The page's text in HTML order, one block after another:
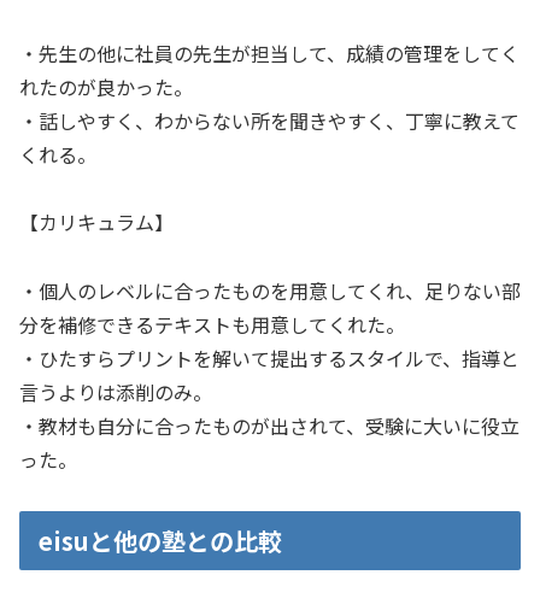
・先生の他に社員の先生が担当して、成績の管理をしてく
れたのが良かった。
・話しやすく、わからない所を聞きやすく、丁寧に教えて
くれる。
【カリキュラム】
・個人のレベルに合ったものを用意してくれ、足りない部
分を補修できるテキストも用意してくれた。
・ひたすらプリントを解いて提出するスタイルで、指導と
言うよりは添削のみ。
・教材も自分に合ったものが出されて、受験に大いに役立
った。
eisuと他の塾との比較